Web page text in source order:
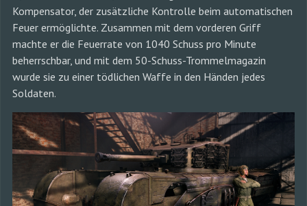
Kompensator, der zusätzliche Kontrolle beim automatischen
Feuer ermöglichte. Zusammen mit dem vorderen Griff
machte er die Feuerrate von 1040 Schuss pro Minute
beherrschbar, und mit dem 50-Schuss-Trommelmagazin
wurde sie zu einer tödlichen Waffe in den Händen jedes
Soldaten.